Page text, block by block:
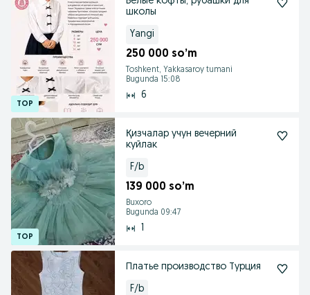
школы
Yangi
250 000 so’m
Toshkent, Yakkasaroy tumani
Bugunda 15:08
6
Қизчалар учун вечерний
куйлак
F/b
139 000 so’m
Buxoro
Bugunda 09:47
1
Платье производство Турция
F/b